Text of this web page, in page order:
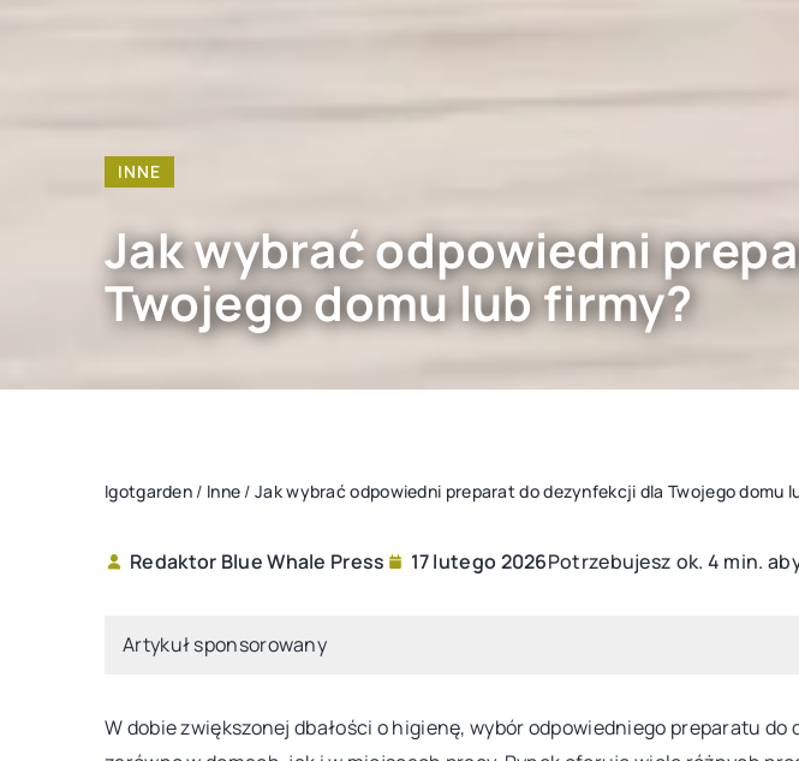
INNE
Jak wybrać odpowiedni
Twojego domu lub firmy?
Igotgarden / Inne /Jak wybrać odpowiedni preparat do dezynfekcji dla Twojego domu
Redaktor Blue Whale Press 17 lutego 2026Potrzebujesz ok. 4 min.
Artykuł sponsorowany
W dobie zwiększonej dbałości o higienę, wybór odpowiedniego preparatu